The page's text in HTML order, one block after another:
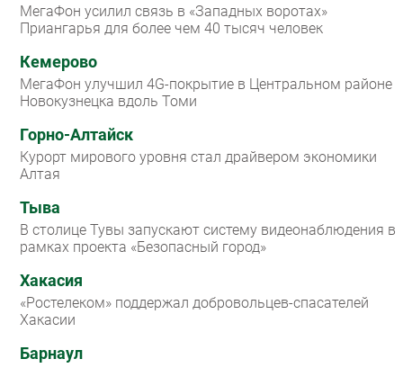
МегаФон усилил связь в «Западных воротах»
Приангарья для более чем 40 тысяч человек
Кемерово
МегаФон улучшил 4G-покрытие в Центральном районе
Новокузнецка вдоль Томи
Горно-Алтайск
Курорт мирового уровня стал драйвером экономики
Алтая
Тыва
В столице Тувы запускают систему видеонаблюдения в
рамках проекта «Безопасный город»
Хакасия
«Ростелеком» поддержал добровольцев-спасателей
Хакасии
Барнаул